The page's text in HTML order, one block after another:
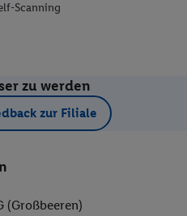
Scanning
zu werden
zur Filiale
(Großbeeren)